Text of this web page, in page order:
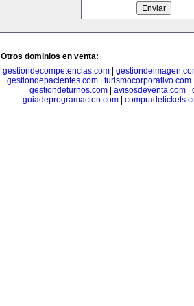
Otros dominios en venta:
gestiondecompetencias.com|
gestiondepacientes.com| turismocorporativo.com
gestiondeturnos.com| avisosdeventa.com|
guiadeprogramacion.com|